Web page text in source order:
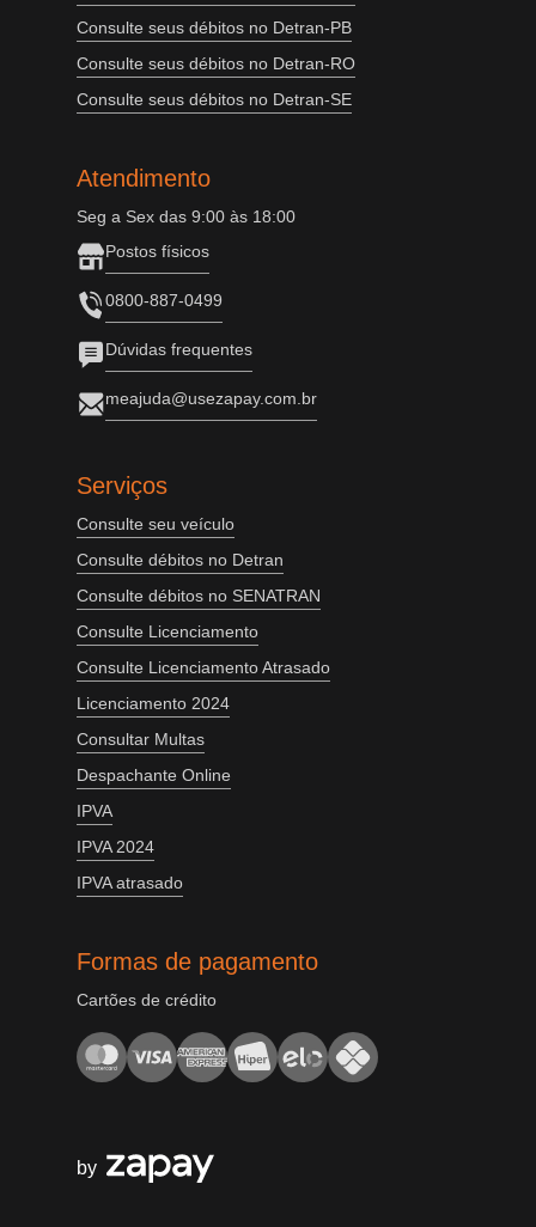
Consulte seus débitos no Detran-PB
Consulte seus débitos no Detran-RO
Consulte seus débitos no Detran-SE
Atendimento
Seg a Sex das 9:00 às 18:00
Postos físicos
0800-887-0499
Dúvidas frequentes
meajuda@usezapay.com.br
Serviços
Consulte seu veículo
Consulte débitos no Detran
Consulte débitos no SENATRAN
Consulte Licenciamento
Consulte Licenciamento Atrasado
Licenciamento 2024
Consultar Multas
Despachante Online
IPVA
IPVA 2024
IPVA atrasado
Formas de pagamento
Cartões de crédito
by